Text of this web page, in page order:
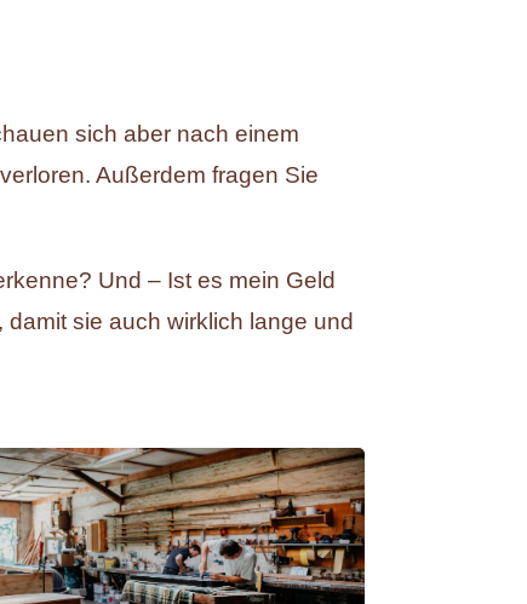
sich aber nach einem
Außerdem fragen Sie
Und – Ist es mein Geld
sie auch wirklich lange und